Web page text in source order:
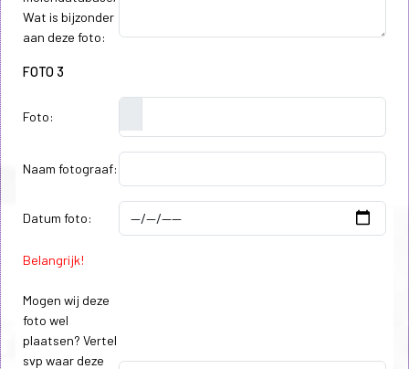
Wat is bijzonder
aan deze foto:
FOTO 3
Foto:
Naam fotograaf:
Datum foto:
Belangrijk!
Mogen wij deze
foto wel
plaatsen? Vertel
svp waar deze